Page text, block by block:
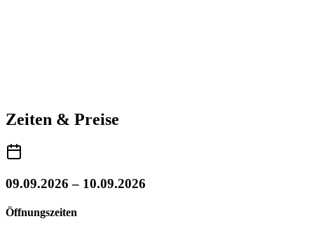
Zeiten & Preise
09.09.2026 – 10.09.2026
Öffnungszeiten